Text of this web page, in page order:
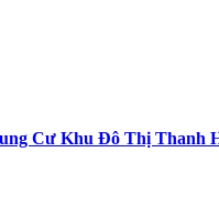
Cư Khu Đô Thị Thanh